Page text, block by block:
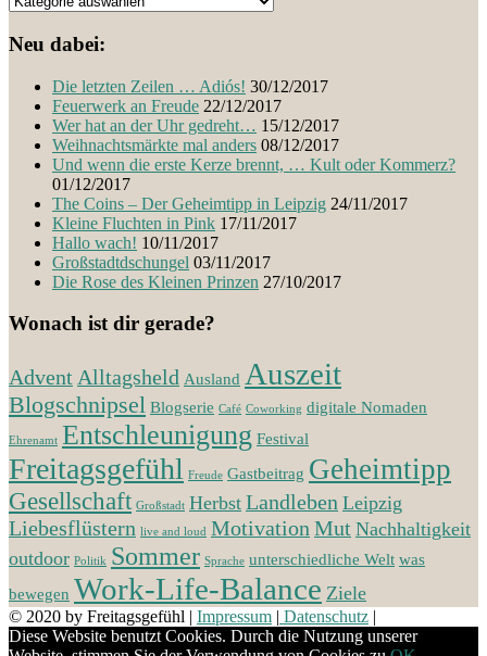
Neu dabei:
Die letzten Zeilen … Adiós! 30/12/2017
Feuerwerk an Freude 22/12/2017
Wer hat an der Uhr gedreht… 15/12/2017
Weihnachtsmärkte mal anders 08/12/2017
Und wenn die erste Kerze brennt, … Kult oder Kommerz?
01/12/2017
The Coins – Der Geheimtipp in Leipzig 24/11/2017
Kleine Fluchten in Pink 17/11/2017
Hallo wach! 10/11/2017
Großstadtdschungel 03/11/2017
Die Rose des Kleinen Prinzen 27/10/2017
Wonach ist dir gerade?
Advent Alltagsheld Ausland Auszeit
Blogschnipsel Blogserie Café Coworking digitale Nomaden
Ehrenamt Entschleunigung Festival
Freitagsgefühl Freude Gastbeitrag Geheimtipp
Gesellschaft Großstadt Herbst Landleben Leipzig
Liebesflüstern live and loud Motivation Mut Nachhaltigkeit
outdoor Politik Sommer Sprache unterschiedliche Welt was
bewegen Work-Life-Balance Ziele
© 2020 by Freitagsgefühl | Impressum | Datenschutz |
Diese Website benutzt Cookies. Durch die Nutzung unserer